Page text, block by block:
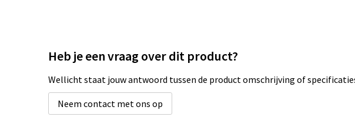
Heb je een vraag over dit product?
Wellicht staat jouw antwoord tussen de product omschrijving of
Neem contact met ons op